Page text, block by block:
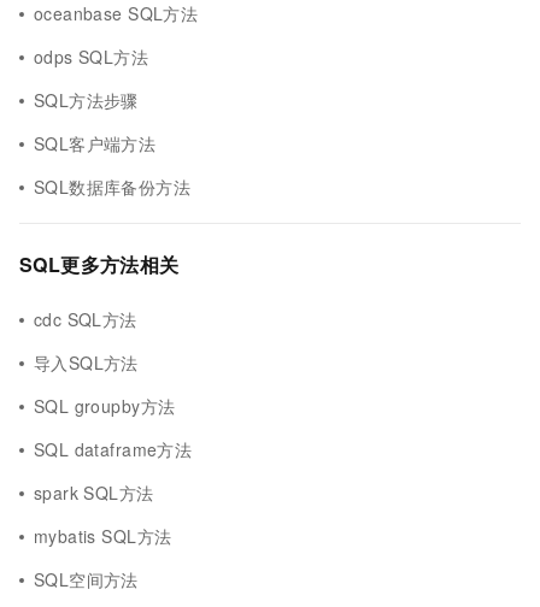
oceanbase SQL方法
odps SQL方法
SQL方法步骤
SQL客户端方法
SQL数据库备份方法
SQL更多方法相关
cdc SQL方法
导入SQL方法
SQL groupby方法
SQL dataframe方法
spark SQL方法
mybatis SQL方法
SQL空间方法